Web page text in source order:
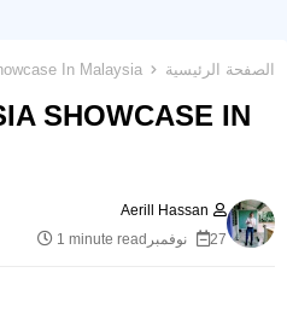
الصفحة الرئيسية
SHOWCASE IN
Aerill Hassan
27 نوفمبر
1 minute read